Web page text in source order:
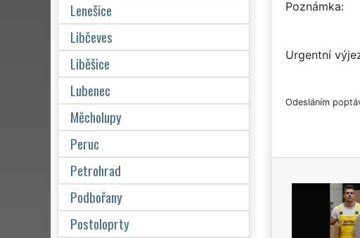
Poznámka
Urgentní
Odesláním
Lenešice
Libčeves
Liběšice
Lubenec
Měcholupy
Peruc
Petrohrad
Podbořany
Postoloprty